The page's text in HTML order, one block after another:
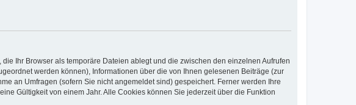
Ihr Browser als temporäre Dateien ablegt und die zwischen den einzelnen Aufrufen
werden können), Informationen über die von Ihnen gelesenen Beiträge (zur
an Umfragen (sofern Sie nicht angemeldet sind) gespeichert. Ferner werden Ihre
Gültigkeit von einem Jahr. Alle Cookies können Sie jederzeit über die Funktion